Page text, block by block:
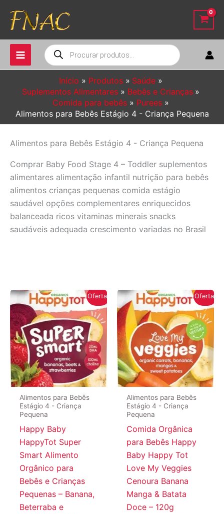
para
conteúdo
Pesquisar
produtos
Início Produtos
Saúde
Suplementos Alimentares
Bebês e Crianças
Comida para bebês
Purees
Alimentos para Bebês Estágio 4 - Criança Pequena
Alimentos para Bebês Estágio 4 - Criança Pequena
Comprar Baby Food Stage 4 – Toddler suplementos
alimentares alimentação infantil nutrição para bebês
alimentos crianças pequenas comida estágio
saudável opções complementares enriquecidos
balanceada ricos vitaminas minerais snacks
saudáveis adequada crescimento variadas no Brasil
Oferta!
Alimentos para Bebês
Estágio 4 - Criança
Pequena
Happy Baby
HappyTot Super
Smart Alimento
Orgânico para
Bebês e Crianças
Pequenas – Banana,
Beterraba e
Oferta!
Alimentos para Bebês
Estágio 4 - Criança
Pequena
Comida Orgânica
para Bebês Happy
Baby Happy Tot
Love My Veggies
Cenoura Banana
Manga & Batata
Doce – 120g